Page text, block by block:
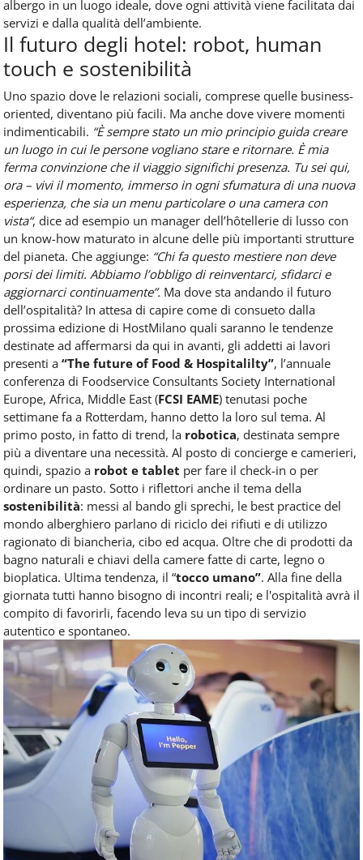
albergo in un luogo ideale, dove ogni attività viene facilitata dai
servizi e dalla qualità dell’ambiente.
Il futuro degli hotel: robot, human
touch e sostenibilità
Uno spazio dove le relazioni sociali, comprese quelle business-
oriented, diventano più facili. Ma anche dove vivere momenti
indimenticabili. “È sempre stato un mio principio guida creare
un luogo in cui le persone vogliano stare e ritornare. È mia
ferma convinzione che il viaggio significhi presenza. Tu sei qui,
ora – vivi il momento, immerso in ogni sfumatura di una nuova
esperienza, che sia un menu particolare o una camera con
vista“, dice ad esempio un manager dell’hôtellerie di lusso con
un know-how maturato in alcune delle più importanti strutture
del pianeta. Che aggiunge: “Chi fa questo mestiere non deve
porsi dei limiti. Abbiamo l’obbligo di reinventarci, sfidarci e
aggiornarci continuamente”. Ma dove sta andando il futuro
dell’ospitalità? In attesa di capire come di consueto dalla
prossima edizione di HostMilano quali saranno le tendenze
destinate ad affermarsi da qui in avanti, gli addetti ai lavori
presenti a “The future of Food & Hospitalilty”, l’annuale
conferenza di Foodservice Consultants Society International
Europe, Africa, Middle East (FCSI EAME) tenutasi poche
settimane fa a Rotterdam, hanno detto la loro sul tema. Al
primo posto, in fatto di trend, la robotica, destinata sempre
più a diventare una necessità. Al posto di concierge e camerieri,
quindi, spazio a robot e tablet per fare il check-in o per
ordinare un pasto. Sotto i riflettori anche il tema della
sostenibilità: messi al bando gli sprechi, le best practice del
mondo alberghiero parlano di riciclo dei rifiuti e di utilizzo
ragionato di biancheria, cibo ed acqua. Oltre che di prodotti da
bagno naturali e chiavi della camere fatte di carte, legno o
bioplatica. Ultima tendenza, il “tocco umano”. Alla fine della
giornata tutti hanno bisogno di incontri reali; e l'ospitalità avrà il
compito di favorirli, facendo leva su un tipo di servizio
autentico e spontaneo.